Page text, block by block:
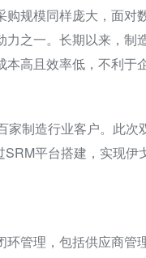
规模同样庞大，面对
之一。长期以来，制
高且效率低，不利于
制造行业客户。此
平台搭建，实现
管理，包括供应商管